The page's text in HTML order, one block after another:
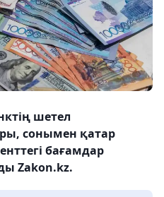
шетел
сонымен қатар
бағамдар
Zakon.kz.